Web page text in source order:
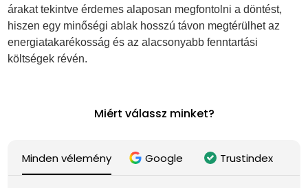
árakat tekintve érdemes alaposan megfontolni a döntést,
hiszen egy minőségi ablak hosszú távon megtérülhet az
energiatakarékosság és az alacsonyabb fenntartási
költségek révén.
Miért válassz minket?
Minden vélemény Google Trustindex